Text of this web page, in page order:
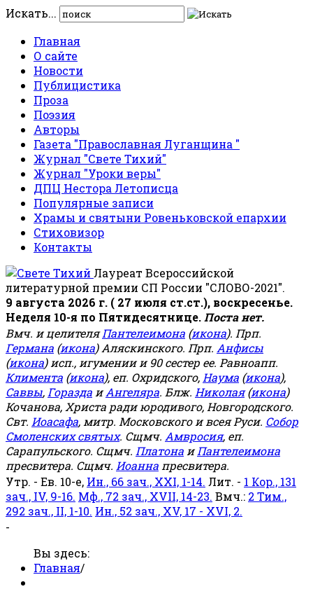
Искать...
Главная
О сайте
Новости
Публицистика
Проза
Поэзия
Авторы
Газета "Православная Луганщина "
Журнал "Свете Тихий"
Журнал "Уроки веры"
ДПЦ Нестора Летописца
Популярные записи
Храмы и святыни Ровеньковской епархии
Стиховизор
Контакты
Лауреат Всероссийской
литературной премии СП России "СЛОВО-2021".
9 августа 2026 г. ( 27 июля ст.ст.), воскресенье.
Неделя 10-я по Пятидесятнице. Поста нет.
Вмч. и целителяПантелеимона (икона). Прп.
Германа (икона) Аляскинского. Прп. Анфисы
(икона) исп., игумении и 90 сестер ее. Равноапп.
Климента (икона), еп. Охридского, Наума (икона),
Саввы, Горазда иАнгеляра. Блж. Николая(икона)
Кочанова, Христа ради юродивого, Новгородского.
Свт. Иоасафа, митр. Московского и всея Руси. Собор
Смоленских святых. Сщмч. Амвросия, еп.
Сарапульского. Сщмч. Платона иПантелеимона
пресвитера. Сщмч. Иоанна пресвитера.
Утр. - Ев. 10-е, Ин., 66 зач., XXI, 1-14. Лит. - 1 Кор., 131
зач., IV, 9-16. Мф., 72 зач., XVII, 14-23. Вмч.: 2 Тим.,
292 зач., II, 1-10. Ин., 52 зач., XV, 17 - XVI, 2.
-
Вы здесь:
Главная/